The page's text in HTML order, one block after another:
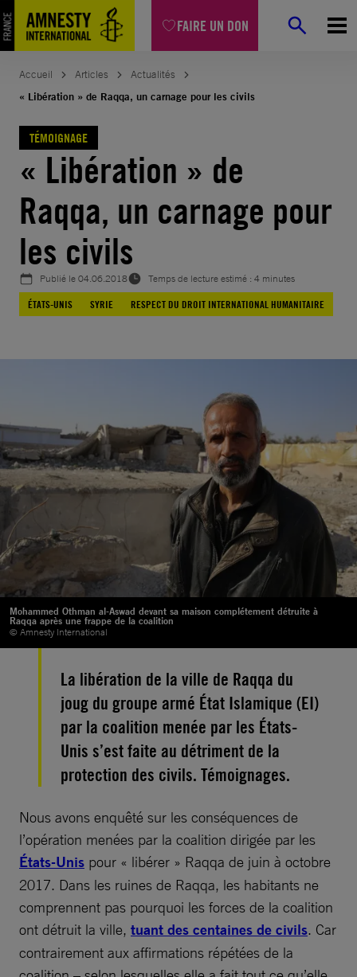
FAIRE UN DON
Aller
au
contenu
Accueil Articles
Actualités
« Libération » de Raqqa, un carnage pour les civils
TÉMOIGNAGE
« Libération » de
Raqqa, un carnage pour
les civils
Publié le04.06.2018
Temps de lecture estimé : 4 minutes
ÉTATS-UNIS
SYRIE RESPECT DU DROIT INTERNATIONAL HUMANITAIRE
Mohammed Othman al-Aswad devant sa maison complétement détruite à
Raqqa après une frappe de la coalition
© Amnesty International
La libération de la ville de Raqqa du
joug du groupe armé État Islamique (EI)
par la coalition menée par les États-
Unis s’est faite au détriment de la
protection des civils. Témoignages.
Nous avons enquêté sur les conséquences de
l’opération menées par la coalition dirigée par les
États-Unis pour « libérer » Raqqa de juin à octobre
2017. Dans les ruines de Raqqa, les habitants ne
comprennent pas pourquoi les forces de la coalition
ont détruit la ville, tuant des centaines de civils. Car
contrairement aux affirmations répétées de la